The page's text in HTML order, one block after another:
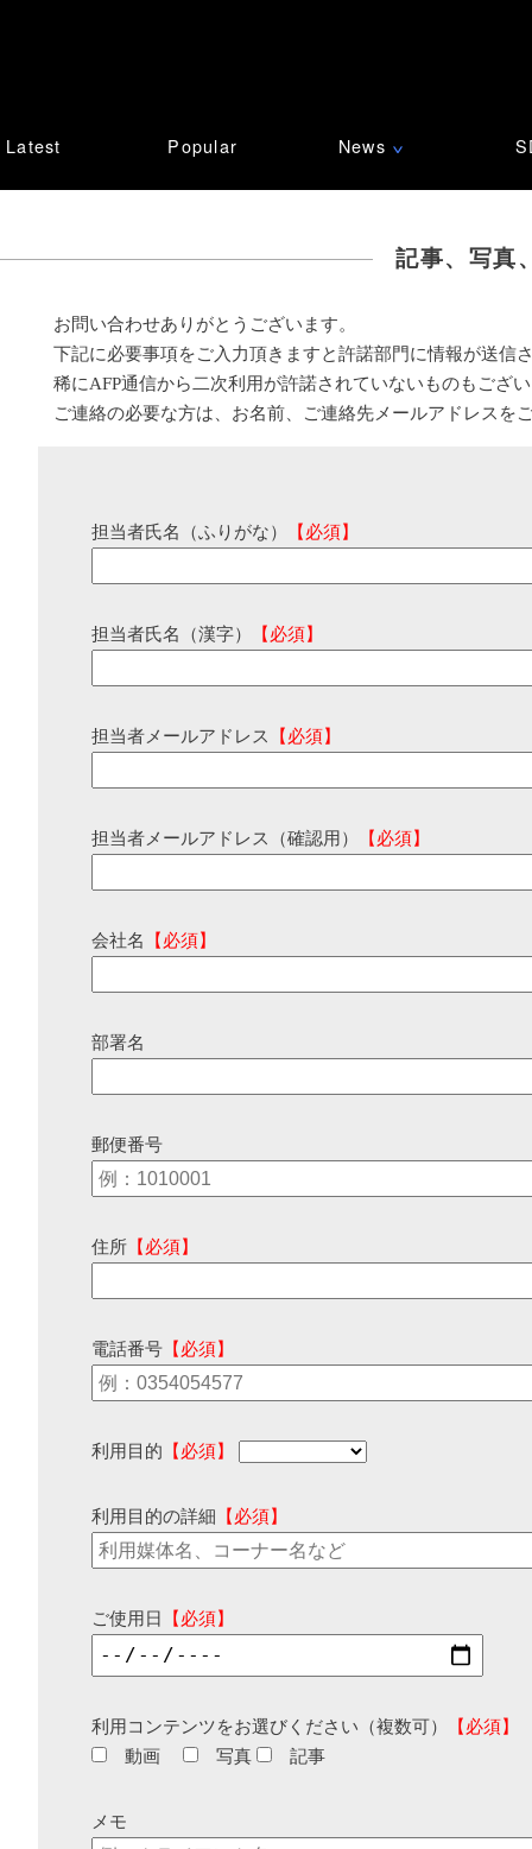
Latest Popular News ∨
記事、写真
お問い合わせありがとうございます。
下記に必要事項をご入力頂きますと許諾部門に情報が送信
稀にAFP通信から二次利用が許諾されていないものもござ
ご連絡の必要な方は、お名前、ご連絡先メールアドレスを
担当者氏名（ふりがな） 【必須】
担当者氏名（漢字） 【必須】
担当者メールアドレス 【必須】
担当者メールアドレス（確認用） 【必須】
会社名 【必須】
部署名
郵便番号
住所 【必須】
電話番号 【必須】
利用目的 【必須】
利用目的の詳細 【必須】
ご使用日 【必須】
利用コンテンツをお選びください（複数可）
【必須】
動画
写真 記事
メモ